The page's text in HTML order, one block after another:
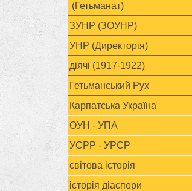
(Гетьманат)
ЗУНР (ЗОУНР)
УНР (Директорія)
діячі (1917-1922)
Гетьманський Рух
Карпатська Україна
ОУН - УПА
УСРР - УРСР
світова історія
історія діаспори